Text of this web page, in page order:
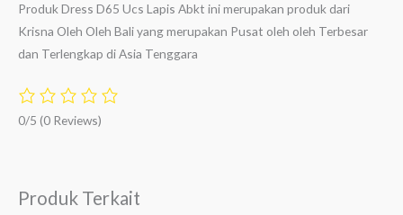
Produk Dress D65 Ucs Lapis Abkt ini merupakan produk dari
Krisna Oleh Oleh Bali yang merupakan Pusat oleh oleh Terbesar
dan Terlengkap di Asia Tenggara
0/5 (0 Reviews)
Produk Terkait